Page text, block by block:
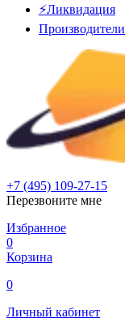
⚡Ликвидация
Производители
+7 (495) 109-27-15
Перезвоните мне
Избранное
0
Корзина
0
Личный кабинет